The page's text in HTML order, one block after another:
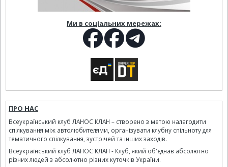
Ми в соціальних мережах:
ПРО НАС
Всеукраїнський клуб ЛАНОС КЛАН – створено з метою налагодити
спілкування між автолюбителями, організувати клубну спільноту для
тематичного спілкування, зустрічей та інших заходів.
Всеукраїнський клуб ЛАНОС КЛАН - Клуб, який об'єднав абсолютно
різних людей з абсолютно різних куточків України.